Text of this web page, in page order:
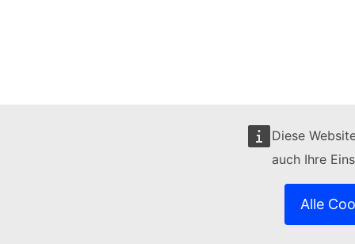
Diese
auch Ihre
Alle